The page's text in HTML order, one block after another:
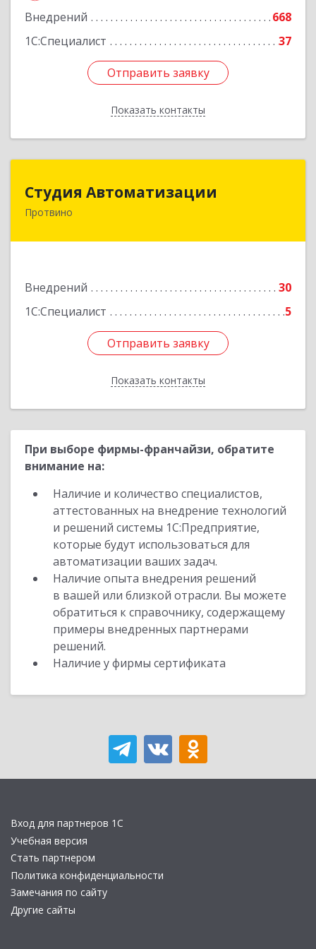
Внедрений
668
1С:Специалист
37
Отправить заявку
Показать контакты
Отправить заявку
Назад
Студия Автоматизации
Протвино
Внедрений
30
1С:Специалист
5
Отправить заявку
Показать контакты
142281, Московская обл, Протвино г, Ленина
Отправить заявку
Назад
При выборе фирмы-франчайзи, обратите
внимание на:
Наличие и количество специалистов,
аттестованных на внедрение технологий
и решений системы 1С:Предприятие,
которые будут использоваться для
автоматизации ваших задач.
Наличие опыта внедрения решений
в вашей или близкой отрасли. Вы можете
обратиться к справочнику, содержащему
примеры внедренных партнерами
решений.
Наличие у фирмы сертификата
Вход для партнеров 1С
Учебная версия
Стать партнером
Политика конфиденциальности
Замечания по сайту
Другие сайты